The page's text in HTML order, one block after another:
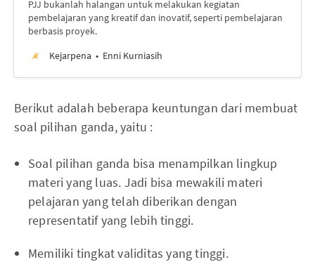
PJJ bukanlah halangan untuk melakukan kegiatan
pembelajaran yang kreatif dan inovatif, seperti pembelajaran
berbasis proyek.
Kejarpena
Enni Kurniasih
Berikut adalah beberapa keuntungan dari membuat
soal pilihan ganda, yaitu :
Soal pilihan ganda bisa menampilkan lingkup
materi yang luas. Jadi bisa mewakili materi
pelajaran yang telah diberikan dengan
representatif yang lebih tinggi.
Memiliki tingkat validitas yang tinggi.